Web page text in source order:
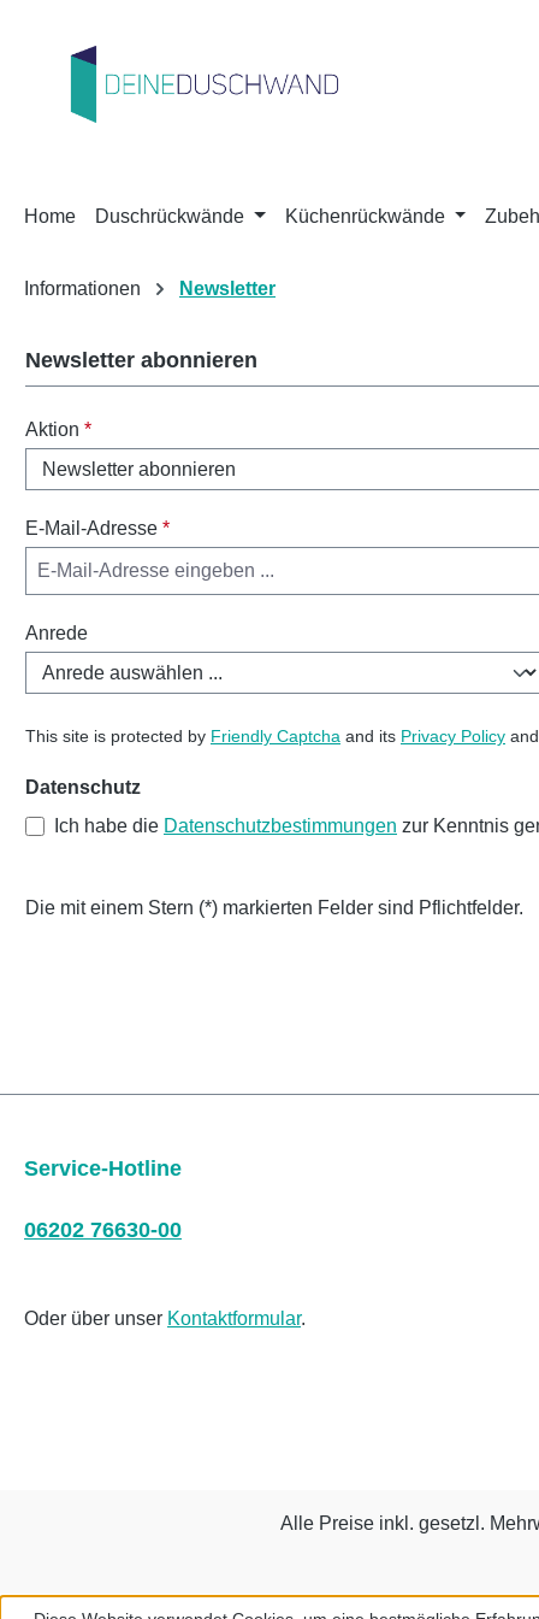
Home Duschrückwände Küchenrückwände
Informationen Newsletter
Newsletter abonnieren
Aktion *
E-Mail-Adresse *
Anrede
This site is protected by Friendly Captcha and its Privacy Policy
Datenschutz
Ich habe die Datenschutzbestimmungen zur Kenntnis
Die mit einem Stern (*) markierten Felder sind Pflichtfelder.
Service-Hotline
06202 76630-00
Oder über unser Kontaktformular.
Alle Preise inkl. gesetzl.